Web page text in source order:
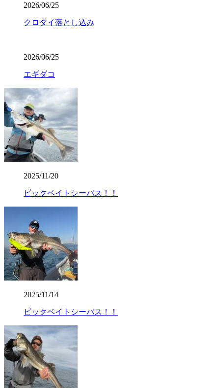
2026/06/25
クロダイ落とし込み
2026/06/25
エギダコ
2025/11/20
ビックベイトシーバス！！
2025/11/14
ビックベイトシーバス！！